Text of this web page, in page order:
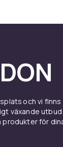
och vi
växande
för